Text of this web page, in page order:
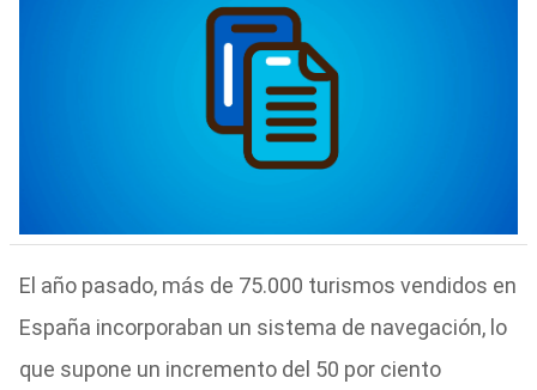
El año pasado, más de 75.000 turismos vendidos en
España incorporaban un sistema de navegación, lo
que supone un incremento del 50 por ciento